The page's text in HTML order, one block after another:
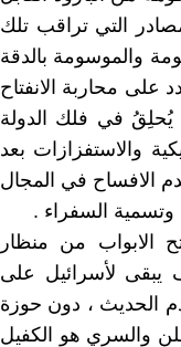
التي تراقب تلك
والموسومة بالدقة
محاربة الانفتاح
يُحلِقُ في فلك الدولة
والاستفزازات بعد
الافساح في المجال
وتسمية السفراء .
الابواب من منظار
يبقى لأسرائيل على
الحديث ، دون حوزة
والسري هو الكفيل